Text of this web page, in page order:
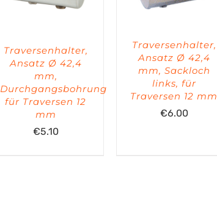
Traversenhalter,
Ansatz Ø 42,4
mm,
Durchgangsbohrung
für Traversen 12
mm
€5.10
Traversenhalter,
Ansatz Ø 42,4
mm, Sackloch
links, für
Traversen 12 mm
€6.00